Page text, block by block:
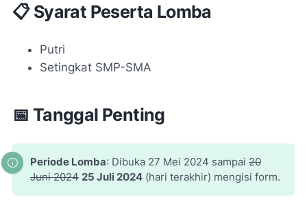
📋 Syarat Peserta Lomba
Putri
Setingkat SMP-SMA
📅 Tanggal Penting
Periode Lomba: Dibuka 27 Mei 2024 sampai 20
Juni 2024 25 Juli 2024 (hari terakhir) mengisi form.